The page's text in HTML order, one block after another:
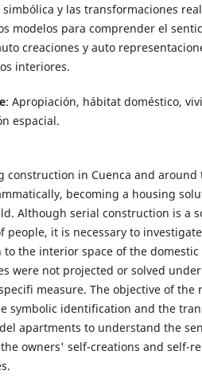
y las transformaciones
modelos para comprender el
creaciones y auto
interiores.
: Apropiación, hábitat doméstico,
espacial.
construction in Cuenca and around
becoming a housing
Although serial construction is a
people, it is necessary to
the interior space of the
were not projected or solved
measure. The objective of the
symbolic identification and the
apartments to understand the
owners' self-creations and self-